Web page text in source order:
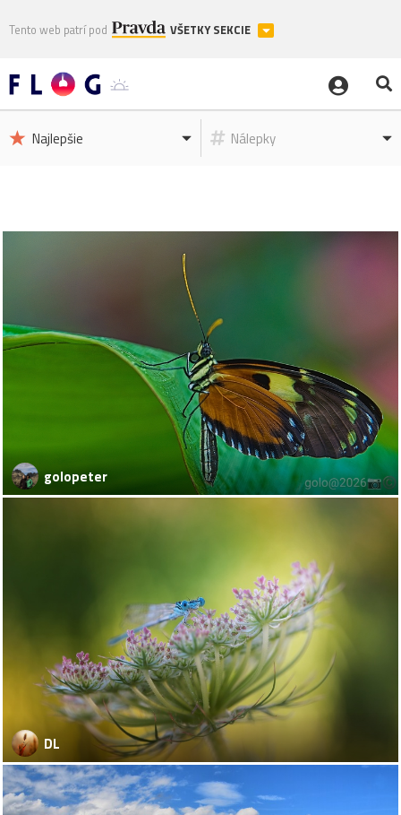
Tento web patrí pod VŠETKY SEKCIE
Najlepšie Nálepky
golopeter
DL